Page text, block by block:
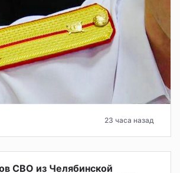
23 часа назад
СВО из Челябинской